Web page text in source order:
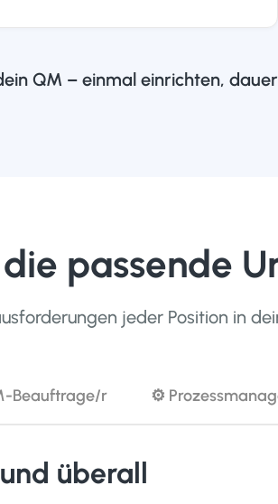
QM – einmal einrichten,
passende
jeder Position in
Beauftrage/r ⚙️
überall